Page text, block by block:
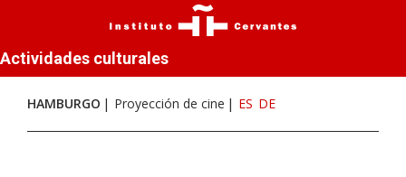
Actividades culturales
HAMBURGO Proyección de cine ES DE